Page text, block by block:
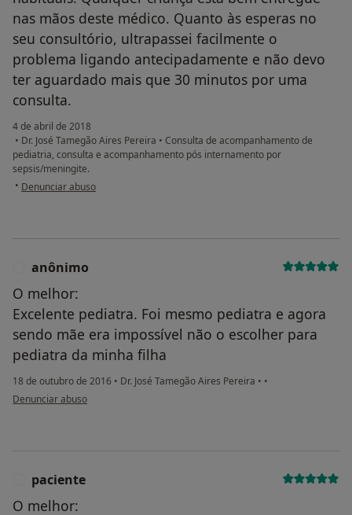
nas mãos deste médico. Quanto às esperas no
seu consultório, ultrapassei facilmente o
problema ligando antecipadamente e não devo
ter aguardado mais que 30 minutos por uma
consulta.
4 de abril de 2018
• Dr. José Tamegão Aires Pereira • Consulta de acompanhamento de
pediatria, consulta e acompanhamento pós internamento por
sepsis/meningite.
• na opinião do utilizador Conta eliminada
Denunciar abuso
anônimo
O melhor:
Excelente pediatra. Foi mesmo pediatra e agora
sendo mãe era impossível não o escolher para
pediatra da minha filha
18 de outubro de 2016 • Dr. José Tamegão Aires Pereira • •
na opinião do utilizador anônimo
Denunciar abuso
paciente
O melhor: